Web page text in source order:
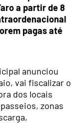
a partir de 8
pagas até
anunciou
vai fiscalizar o
dos locais
zonas